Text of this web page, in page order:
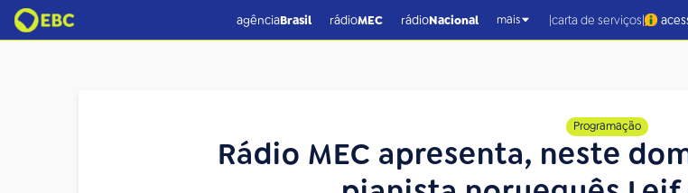
agênciaBrasil rádioMEC rádioNacional mais |carta de serviços|
Programação
Rádio MEC apresenta, neste